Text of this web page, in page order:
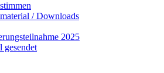
/ Downloads
2025
gesendet